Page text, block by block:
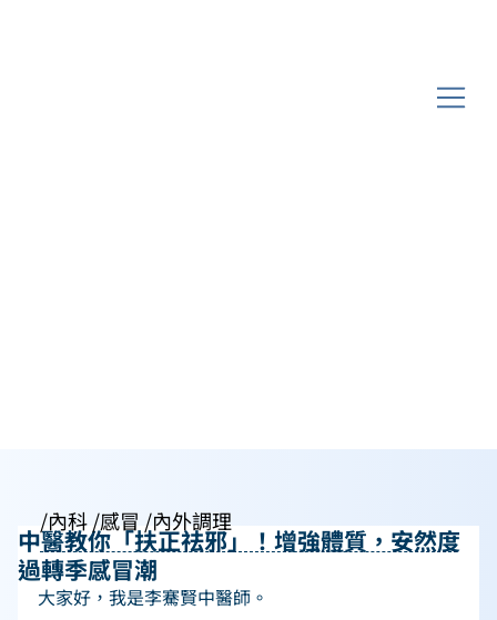
中醫教你「扶正祛邪」！增強體質，安然度
過轉季感冒潮
大家好，我是李騫賢中醫師。
/內科 /感冒 /內外調理